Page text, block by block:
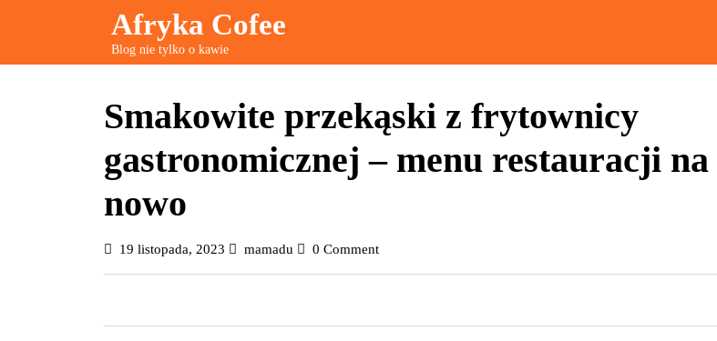
Afryka Cofee
Blog nie tylko o kawie
Smakowite przekąski z frytownicy
gastronomicznej – menu restauracji na
nowo
19 listopada, 2023 19 mamadu mamadu
0 Comment